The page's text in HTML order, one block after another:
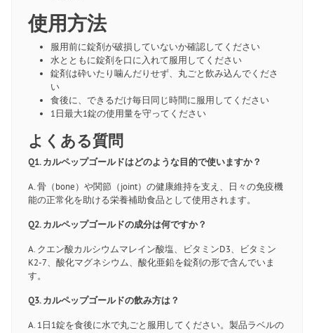
使用方法
服用前に錠剤が破損していないか確認してください
水とともに錠剤を口に入れて服用してください
錠剤は砕いたり噛んだりせず、丸ごと飲み込んでくださ
い
食後に、できるだけ毎日同じ時間に服用してください
1日最大1錠の使用量を守ってください
よくある質問
Q1. カルペップゴールドはどのような目的で使いますか？
A. 骨（bone）や関節（joint）の健康維持を支え、日々の免疫機
能の正常化を助ける栄養補助食品として使用されます。
Q2. カルペップゴールドの成分は何ですか？
A. クエン酸カルシウムマレイン酸塩、ビタミンD3、ビタミン
K2-7、酸化マグネシウム、酸化亜鉛を錠剤の形で含んでいま
す。
Q3. カルペップゴールドの飲み方は？
A. 1日1錠を食後に水で丸ごと服用してください。製品ラベルの